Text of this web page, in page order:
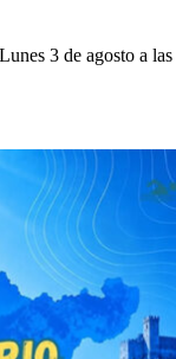
3 de agosto a las